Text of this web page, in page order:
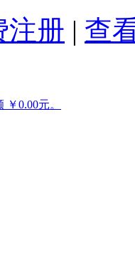
注册 | 查
0.00元。